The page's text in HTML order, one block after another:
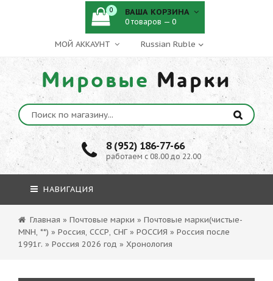
МОЙ АККАУНТ
Мировые Марки
8 (952) 186-77-66
работаем с 08.00 до 22.00
0 ВАША КОРЗИНА
0 товаров — 0
НАВИГАЦИЯ
Главная » Почтовые марки » Почтовые марки(чистые-
MNH, **) » Россия, СССР, СНГ » РОССИЯ » Россия после
1991г. » Россия 2026 год » Хронология